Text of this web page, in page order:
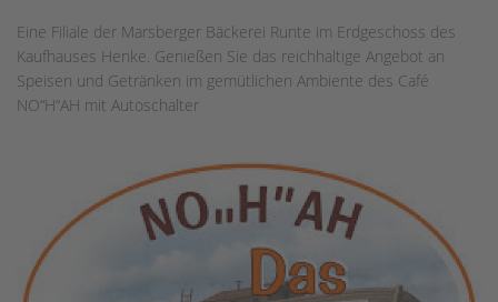
Eine Filiale der Marsberger Bäckerei Runte im Erdgeschoss des
Kaufhauses Henke. Genießen Sie das reichhaltige Angebot an
Speisen und Getränken im gemütlichen Ambiente des Café
NO“H“AH mit Autoschalter